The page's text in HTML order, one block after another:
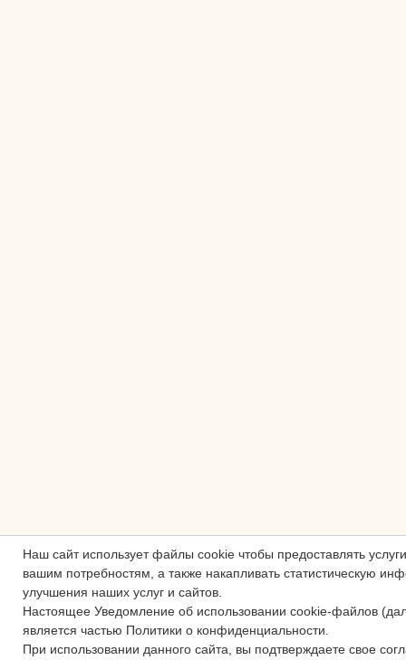
Наш сайт использует файлы cookie чтобы предоставлять
вашим потребностям, а также накапливать статистическую
улучшения наших услуг и сайтов.
Настоящее Уведомление об использовании cookie-файлов
является частью Политики о конфиденциальности.
При использовании данного сайта, вы подтверждаете свое